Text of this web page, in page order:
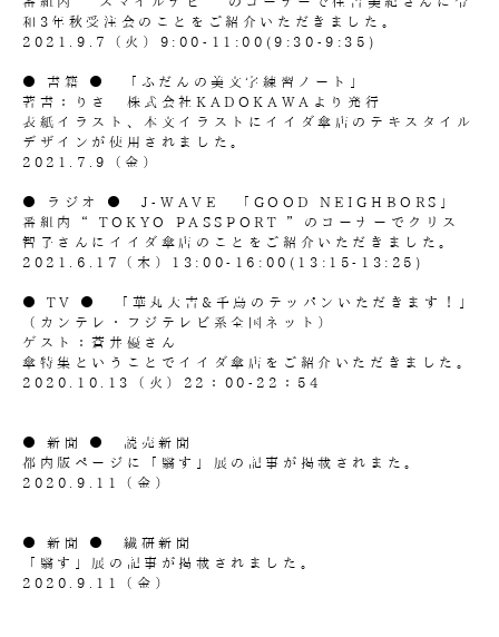
和3年秋受注会のことをご紹介いただきました。
2021.9.7（火）9:00-11:00(9:30-9:35)
● 書籍 ● 「ふだんの美文字練習ノート」
著書：りさ 株式会社KADOKAWAより発行
表紙イラスト、本文イラストにイイダ傘店のテキスタイル
デザインが使用されました。
2021.7.9（金）
● ラジオ ● J-WAVE 「GOOD NEIGHBORS」
番組内“ TOKYO PASSPORT ”のコーナーでクリス
智子さんにイイダ傘店のことをご紹介いただきました。
2021.6.17（木）13:00-16:00(13:15-13:25)
● TV ● 「華丸大吉&千鳥のテッパンいただきます！」
（カンテレ・フジテレビ系全国ネット）
ゲスト：蒼井優さん
傘特集ということでイイダ傘店をご紹介いただきました。
2020.10.13（火）22：00-22：54
● 新聞 ● 読売新聞
都内版ページに「翳す」展の記事が掲載されまた。
2020.9.11（金）
● 新聞 ● 繊研新聞
「翳す」展の記事が掲載されました。
2020.9.11（金）